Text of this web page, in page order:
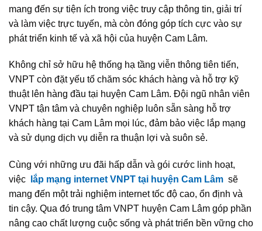
mang đến sự tiện ích trong việc truy cập thông tin, giải trí
và làm việc trực tuyến, mà còn đóng góp tích cực vào sự
phát triển kinh tế và xã hội của huyện Cam Lâm.
Không chỉ sở hữu hệ thống hạ tầng viễn thông tiên tiến,
VNPT còn đặt yếu tố chăm sóc khách hàng và hỗ trợ kỹ
thuật lên hàng đầu tại huyện Cam Lâm. Đội ngũ nhân viên
VNPT tận tâm và chuyên nghiệp luôn sẵn sàng hỗ trợ
khách hàng tại Cam Lâm mọi lúc, đảm bảo việc lắp mạng
và sử dụng dịch vụ diễn ra thuận lợi và suôn sẻ.
Cùng với những ưu đãi hấp dẫn và gói cước linh hoạt,
việc
lắp mạng internet VNPT tại huyện Cam Lâm sẽ
mang đến một trải nghiệm internet tốc độ cao, ổn định và
tin cậy. Qua đó trung tâm VNPT huyện Cam Lâm góp phần
nâng cao chất lượng cuộc sống và phát triển bền vững cho